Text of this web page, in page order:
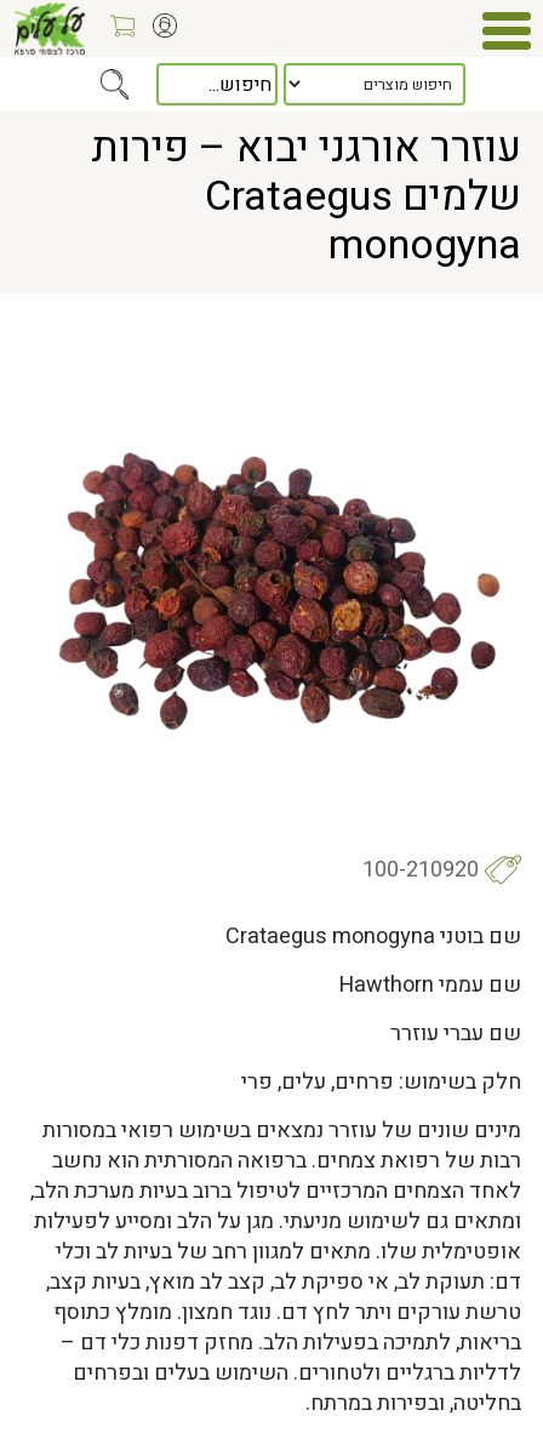
> עוזרר אורגני יבוא – פירות שלמים Crataegus monogyna
עוזרר אורגני יבוא – פירות
שלמים Crataegus
monogyna
100-210920
שם בוטני Crataegus monogyna
שם עממי Hawthorn
שם עברי עוזרר
חלק בשימוש: פרחים, עלים, פרי
מינים שונים של עוזרר נמצאים בשימוש רפואי במסורות
רבות של רפואת צמחים. ברפואה המסורתית הוא נחשב
לאחד הצמחים המרכזיים לטיפול ברוב בעיות מערכת הלב,
ומתאים גם לשימוש מניעתי. מגן על הלב ומסייע לפעילות
אופטימלית שלו. מתאים למגוון רחב של בעיות לב וכלי
דם: תעוקת לב, אי ספיקת לב, קצב לב מואץ, בעיות קצב,
טרשת עורקים ויתר לחץ דם. נוגד חמצון. מומלץ כתוסף
בריאות, לתמיכה בפעילות הלב. מחזק דפנות כלי דם –
לדליות ברגליים ולטחורים. השימוש בעלים ובפרחים
בחליטה, ובפירות במרתח.